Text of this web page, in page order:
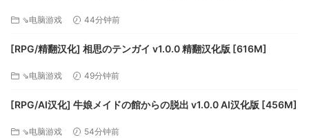
⇘电脑游戏 44分钟前
[RPG/精翻汉化] 相思のテンガイ v1.0.0 精翻汉化版 [616M]
⇘电脑游戏 49分钟前
[RPG/AI汉化] 牛娘メイドの館からの脱出 v1.0.0 AI汉化版 [456M]
⇘电脑游戏 54分钟前